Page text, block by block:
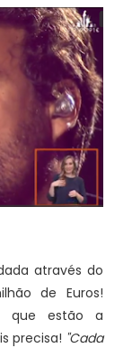
através do
de Euros!
que estão a
precisa! "Cada